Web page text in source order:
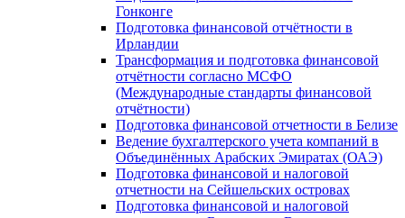
Гонконге
Подготовка финансовой отчётности в
Ирландии
Трансформация и подготовка финансовой
отчётности согласно МСФО
(Международные стандарты финансовой
отчётности)
Подготовка финансовой отчетности в Белизе
Ведение бухгалтерского учета компаний в
Объединённых Арабских Эмиратах (ОАЭ)
Подготовка финансовой и налоговой
отчетности на Сейшельских островах
Подготовка финансовой и налоговой